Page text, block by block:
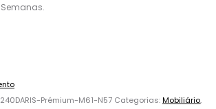
Semanas.
Prémium-M61-N57 Categorias:Mobiliário,